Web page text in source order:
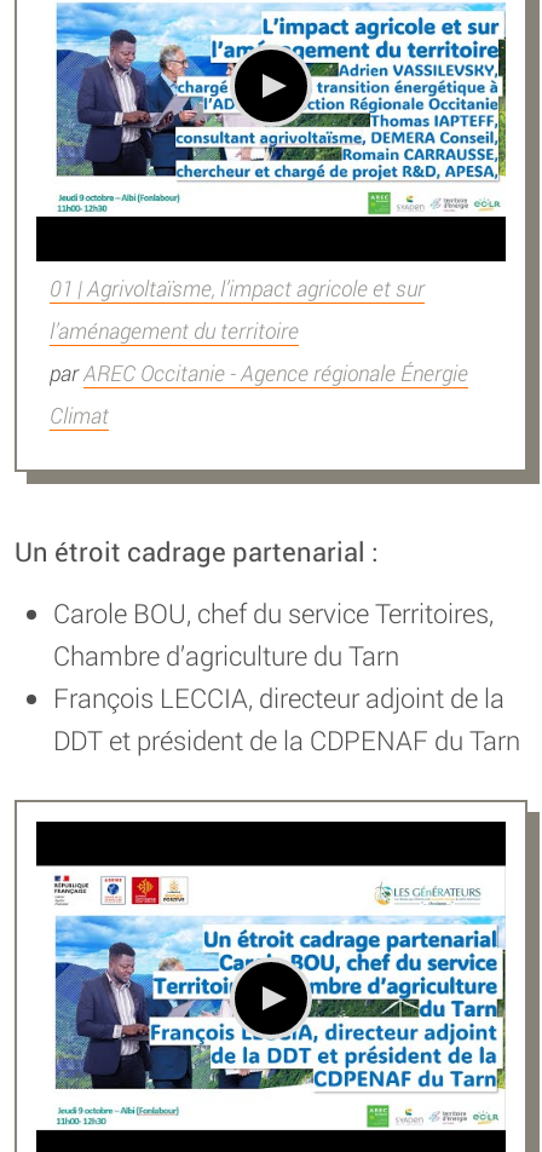
01 | Agrivoltaïsme, l’impact agricole et sur
l’aménagement du territoire
parAREC Occitanie - Agence régionale Énergie
Climat
Un étroit cadrage partenarial :
Carole BOU, chef du service Territoires,
Chambre d’agriculture du Tarn
François LECCIA, directeur adjoint de la
DDT et président de la CDPENAF du Tarn